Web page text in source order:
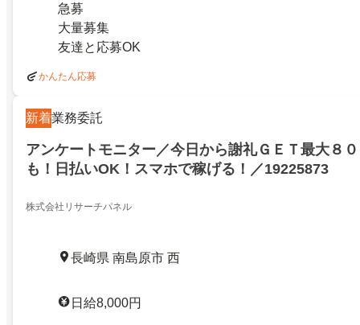
急募
大量募集
友達と応募OK
かんたん応募
新着業務委託
アンケートモニター／今日から謝礼ＧＥＴ最大８
も！日払いOK！スマホで稼げる！／19225873
株式会社リサーチパネル
長崎県 南島原市 西
日給8,000円